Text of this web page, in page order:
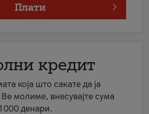
Плати
кредит
која што сакате да ја
молиме, внесувајте сума
денари.